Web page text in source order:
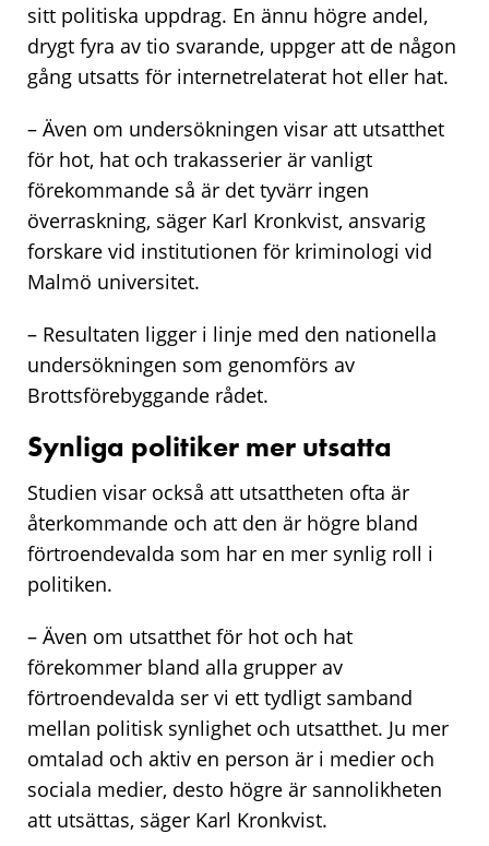
sitt politiska uppdrag. En ännu högre andel,
drygt fyra av tio svarande, uppger att de någon
gång utsatts för internetrelaterat hot eller hat.
– Även om undersökningen visar att utsatthet
för hot, hat och trakasserier är vanligt
förekommande så är det tyvärr ingen
överraskning, säger Karl Kronkvist, ansvarig
forskare vid institutionen för kriminologi vid
Malmö universitet.
– Resultaten ligger i linje med den nationella
undersökningen som genomförs av
Brottsförebyggande rådet.
Synliga politiker mer utsatta
Studien visar också att utsattheten ofta är
återkommande och att den är högre bland
förtroendevalda som har en mer synlig roll i
politiken.
– Även om utsatthet för hot och hat
förekommer bland alla grupper av
förtroendevalda ser vi ett tydligt samband
mellan politisk synlighet och utsatthet. Ju mer
omtalad och aktiv en person är i medier och
sociala medier, desto högre är sannolikheten
att utsättas, säger Karl Kronkvist.